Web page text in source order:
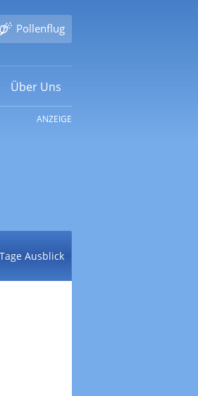
Pollenflug
Über Uns
ANZEIGE
Ausblick